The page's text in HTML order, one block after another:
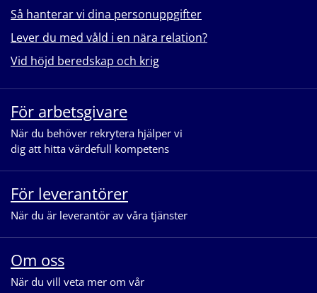
Så hanterar vi dina personuppgifter
Lever du med våld i en nära relation?
Vid höjd beredskap och krig
För arbetsgivare
När du behöver rekrytera hjälper vi
dig att hitta värdefull kompetens
För leverantörer
När du är leverantör av våra tjänster
Om oss
När du vill veta mer om vår